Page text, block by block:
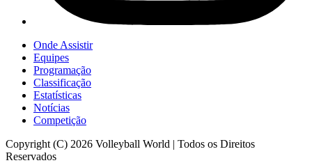
Onde Assistir
Equipes
Programação
Classificação
Estatísticas
Notícias
Competição
Copyright (C) 2026 Volleyball World | Todos os Direitos
Reservados